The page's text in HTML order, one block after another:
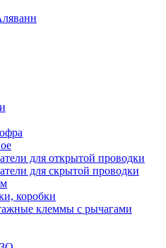
для открытой проводки
для скрытой проводки
коробки
клеммы с рычагами